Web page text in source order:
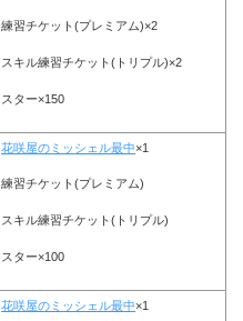
練習チケット(プレミアム)×2
スキル練習チケット(トリプル)×2
スター×150
花咲屋のミッシェル最中×1
練習チケット(プレミアム)
スキル練習チケット(トリプル)
スター×100
花咲屋のミッシェル最中×1